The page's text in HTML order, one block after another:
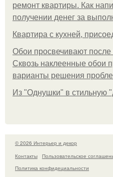
ремонт квартиры. Как
получении денег за
Квартира с кухней,
Обои просвечивают после
Сквозь наклеенные обои
варианты решения
Из "Однушки" в стильную
© 2026 Интерьер и декор
Контакты
Пользовательское
Политика конфидециальности